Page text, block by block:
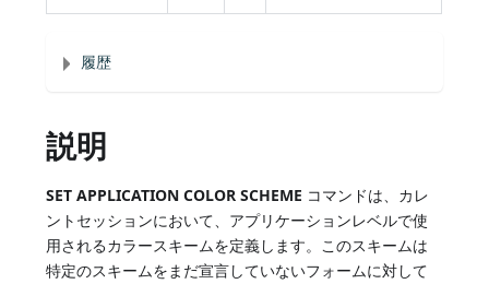
履歴
説明
SET APPLICATION COLOR SCHEME コマンドは、カレ
ントセッションにおいて、アプリケーションレベルで使
用されるカラースキームを定義します。このスキームは
特定のスキームをまだ宣言していないフォームに対して